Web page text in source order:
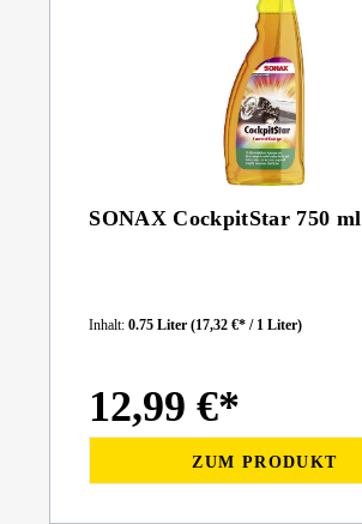
SONAX CockpitStar 750 ml
Inhalt:0.75 Liter(17,32 €* / 1 Liter)
12,99 €*
ZUM PRODUKT